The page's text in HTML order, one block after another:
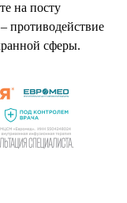
на посту
противодействие
сферы.